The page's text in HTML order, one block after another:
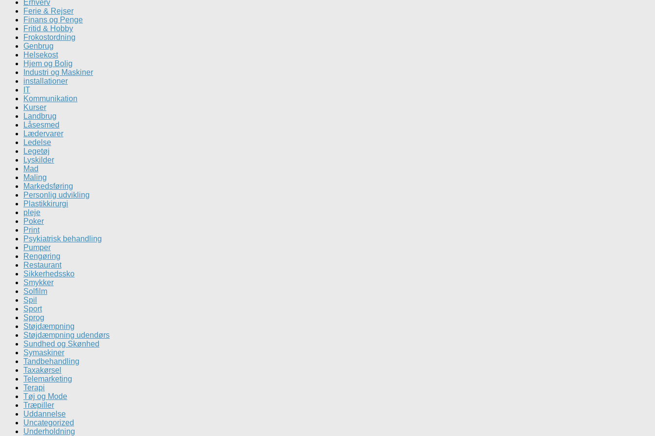
Erhverv
Ferie & Rejser
Finans og Penge
Fritid & Hobby
Frokostordning
Genbrug
Helsekost
Hjem og Bolig
Industri og Maskiner
installationer
IT
Kommunikation
Kurser
Landbrug
Låsesmed
Lædervarer
Ledelse
Legetøj
Lyskilder
Mad
Maling
Markedsføring
Personlig udvikling
Plastikkirurgi
pleje
Poker
Print
Psykiatrisk behandling
Pumper
Rengøring
Restaurant
Sikkerhedssko
Smykker
Solfilm
Spil
Sport
Sprog
Støjdæmpning
Støjdæmpning udendørs
Sundhed og Skønhed
Symaskiner
Tandbehandling
Taxakørsel
Telemarketing
Terapi
Tøj og Mode
Træpiller
Uddannelse
Uncategorized
Underholdning